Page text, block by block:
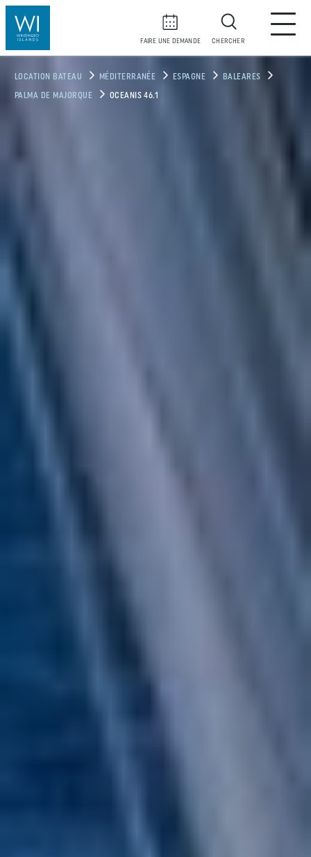
FAIRE UNE DEMANDE CHERCHER
LOCATION BATEAU MÉDITERRANÉE ESPAGNE BALEARES
PALMA DE MAJORQUE OCEANIS 46.1